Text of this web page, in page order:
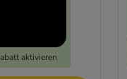
aktivieren